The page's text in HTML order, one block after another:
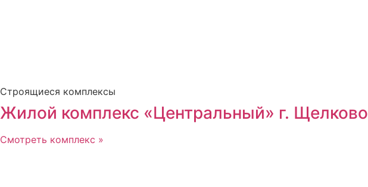
Строящиеся комплексы
Жилой комплекс «Центральный» г. Щелково
Смотреть комплекс »